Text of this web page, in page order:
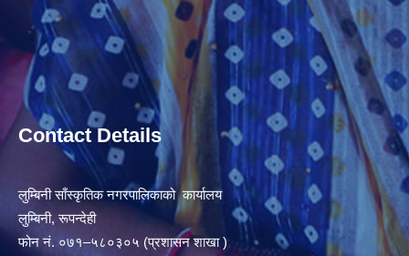
Contact Details
लुम्बिनी साँस्कृतिक नगरपालिकाको कार्यालय
लुम्बिनी, रूपन्देही
फोन नं. ०७१–५८०३०५ (प्रशासन शाखा )